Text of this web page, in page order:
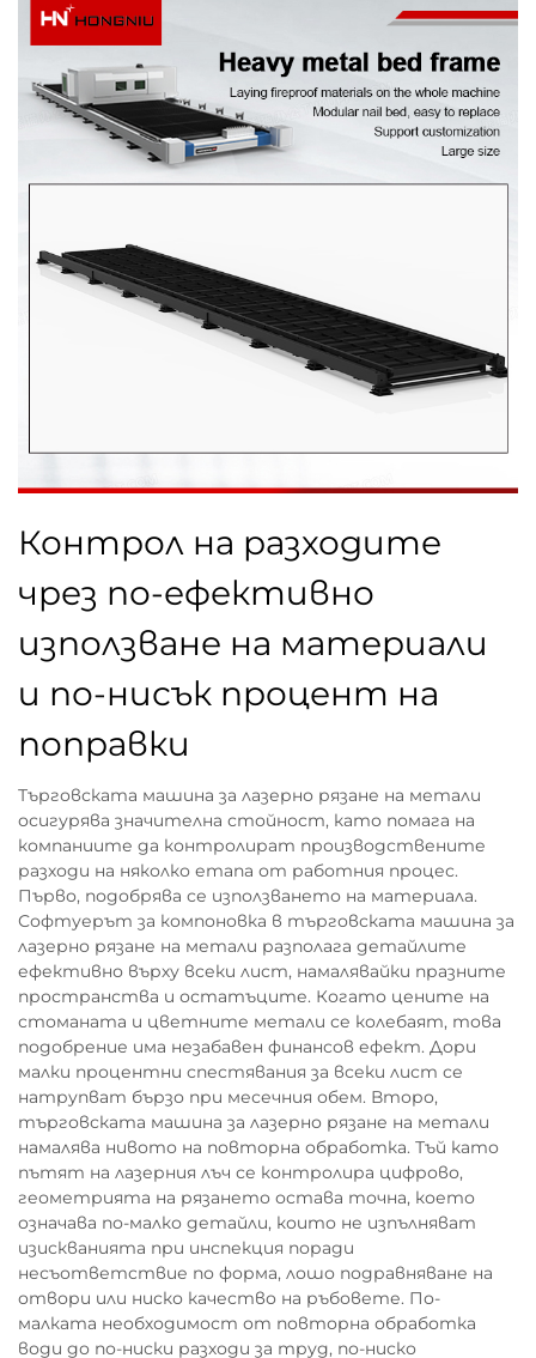
Контрол на разходите
чрез по-ефективно
използване на материали
и по-нисък процент на
поправки
Търговската машина за лазерно рязане на метали
осигурява значителна стойност, като помага на
компаниите да контролират производствените
разходи на няколко етапа от работния процес.
Първо, подобрява се използването на материала.
Софтуерът за компоновка в търговската машина за
лазерно рязане на метали разполага детайлите
ефективно върху всеки лист, намалявайки празните
пространства и остатъците. Когато цените на
стоманата и цветните метали се колебаят, това
подобрение има незабавен финансов ефект. Дори
малки процентни спестявания за всеки лист се
натрупват бързо при месечния обем. Второ,
търговската машина за лазерно рязане на метали
намалява нивото на повторна обработка. Тъй като
пътят на лазерния лъч се контролира цифрово,
геометрията на рязането остава точна, което
означава по-малко детайли, които не изпълняват
изискванията при инспекция поради
несъответствие по форма, лошо подравняване на
отвори или ниско качество на ръбовете. По-
малката необходимост от повторна обработка
води до по-ниски разходи за труд, по-ниско